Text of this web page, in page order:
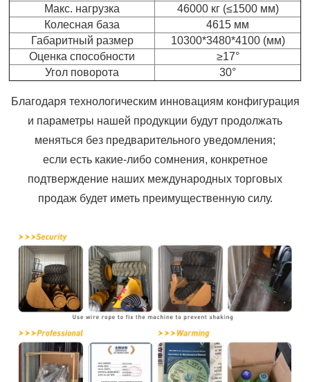
Макс. нагрузка
46000 кг (≤1500 мм)
Колесная база
4615 мм
Габаритный размер
10300*3480*4100 (мм)
Оценка способности
≥17°
Угол поворота
30°
Благодаря технологическим инновациям конфигурация
и параметры нашей продукции будут продолжать
меняться без предварительного уведомления;
если есть какие-либо сомнения, конкретное
подтверждение наших международных торговых
продаж будет иметь преимущественную силу.